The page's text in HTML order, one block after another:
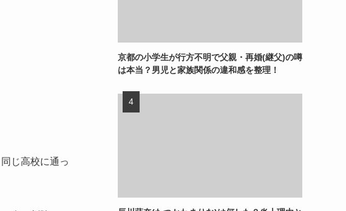
じ高校に通っ
京都の小学生が行方不明で父親・再婚(継父)の噂
は本当？男児と家族関係の違和感を整理！